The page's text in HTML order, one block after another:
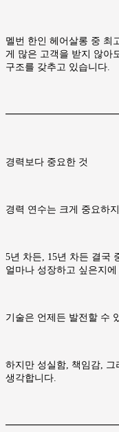
멜번 한인 헤어살롱 중 최
게 많은 고객을 받지 않아
구조를 갖추고 있습니다.
경력보다 중요한 것
경력 연수는 크게 중요하
5년 차든, 15년 차든 결국
얼마나 성장하고 싶은지
기술은 언제든 발전할 수
하지만 성실함, 책임감, 그
생각합니다.